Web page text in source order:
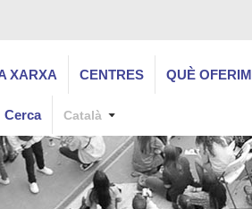
XARXA CENTRES QUÈ OFERIM
Cerca Català